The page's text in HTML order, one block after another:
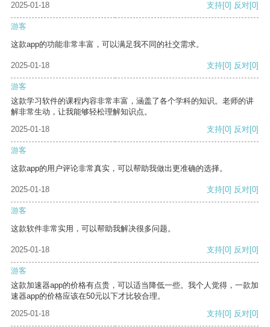
2025-01-18
支持[0] 反对[0]
游客
这款app的功能非常丰富，可以满足我不同的社交需求。
2025-01-18 支持[0] 反对[0]
游客
这款学习软件的课程内容非常丰富，涵盖了各个学科的知识。老师的讲
解非常生动，让我能够轻松理解知识点。
2025-01-18
支持[0] 反对[0]
游客
这款app的用户评论非常真实，可以帮助我做出更准确的选择。
2025-01-18 支持[0] 反对[0]
游客
这款软件非常实用，可以帮助我解决很多问题。
2025-01-18 支持[0] 反对[0]
游客
这款加速器app的价格有点贵，可以适当降低一些。我个人觉得，一款加
速器app的价格应该在50元以下才比较合理。
2025-01-18
支持[0] 反对[0]